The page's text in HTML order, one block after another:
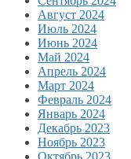
Август 2024
Июль 2024
Июнь 2024
Май 2024
Апрель 2024
Март 2024
Февраль 2024
Январь 2024
Декабрь 2023
Ноябрь 2023
Октябрь 2023